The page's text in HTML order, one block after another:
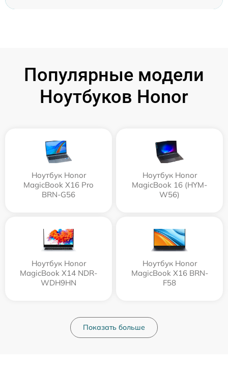
Популярные модели
Ноутбуков Honor
Ноутбук Honor
MagicBook X16 Pro
BRN-G56
Ноутбук Honor
MagicBook 16 (HYM-
W56)
Ноутбук Honor
MagicBook X14 NDR-
WDH9HN
Ноутбук Honor
MagicBook X16 BRN-
F58
Показать больше